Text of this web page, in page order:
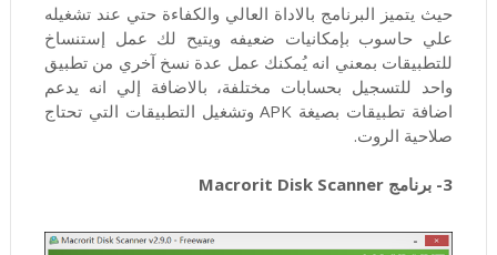
حيث يتميز البرنامج بالاداة العالي والكفاءة حتي عند تشغيله
علي حاسوب بإمكانيات ضعيفه ويتيح لك عمل إستنساخ
للتطبيقات بمعني انه يُمكنك عمل عدة نسخ آخري من تطبيق
واحد للتسجيل بحسابات مختلفة، بالاضافة إلي انه يدعم
اضافة تطبيقات بصيغة APK وتشغيل التطبيقات التي تحتاج
صلاحية الروت.
3- برنامج Macrorit Disk Scanner